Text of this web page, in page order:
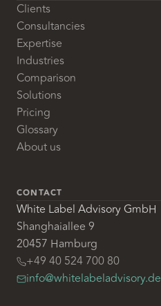
Clients
Consultancies
Expertise
Industries
Comparison
Solutions
Pricing
Glossary
About us
CONTACT
White Label Advisory GmbH
Shanghaiallee 9
20457 Hamburg
+49 40 524 700 80
info@whitelabeladvisory.de